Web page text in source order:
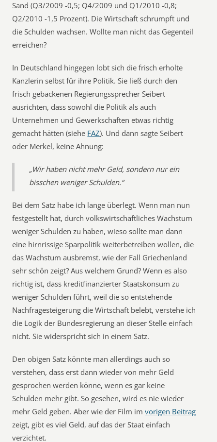
Sand (Q3/2009 -0,5; Q4/2009 und Q1/2010 -0,8;
Q2/2010 -1,5 Prozent). Die Wirtschaft schrumpft und
die Schulden wachsen. Wollte man nicht das Gegenteil
erreichen?
In Deutschland hingegen lobt sich die frisch erholte
Kanzlerin selbst für ihre Politik. Sie ließ durch den
frisch gebackenen Regierungssprecher Seibert
ausrichten, dass sowohl die Politik als auch
Unternehmen und Gewerkschaften etwas richtig
gemacht hätten (siehe FAZ). Und dann sagte Seibert
oder Merkel, keine Ahnung:
„Wir haben nicht mehr Geld, sondern nur ein
bisschen weniger Schulden.“
Bei dem Satz habe ich lange überlegt. Wenn man nun
festgestellt hat, durch volkswirtschaftliches Wachstum
weniger Schulden zu haben, wieso sollte man dann
eine hirnrissige Sparpolitik weiterbetreiben wollen, die
das Wachstum ausbremst, wie der Fall Griechenland
sehr schön zeigt? Aus welchem Grund? Wenn es also
richtig ist, dass kreditfinanzierter Staatskonsum zu
weniger Schulden führt, weil die so entstehende
Nachfragesteigerung die Wirtschaft belebt, verstehe ich
die Logik der Bundesregierung an dieser Stelle einfach
nicht. Sie widerspricht sich in einem Satz.
Den obigen Satz könnte man allerdings auch so
verstehen, dass erst dann wieder von mehr Geld
gesprochen werden könne, wenn es gar keine
Schulden mehr gibt. So gesehen, wird es nie wieder
mehr Geld geben. Aber wie der Film imvorigen Beitrag
zeigt, gibt es viel Geld, auf das der Staat einfach
verzichtet.